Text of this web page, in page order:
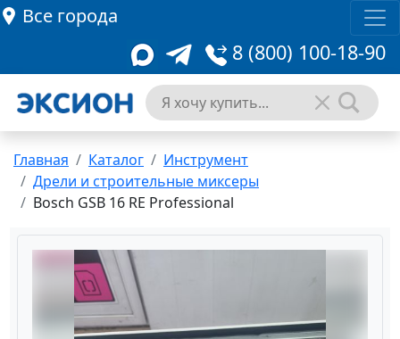
Все города
8 (800) 100-18-90
Главная Каталог
Инструмент
Дрели и строительные миксеры
Bosch GSB 16 RE Professional